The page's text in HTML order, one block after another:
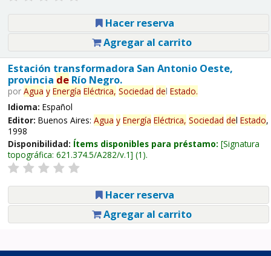
Hacer reserva
Agregar al carrito
Estación transformadora San Antonio Oeste,
provincia deRío Negro.
por Agua y Energía Eléctrica, Sociedad del Estado.
Idioma: Español
Editor: Buenos Aires: Agua y Energía Eléctrica, Sociedad del Estado,
1998
Disponibilidad: Ítems disponibles para préstamo: Signatura
topográfica: 621.374.5/A282/v.1 (1).
Hacer reserva
Agregar al carrito